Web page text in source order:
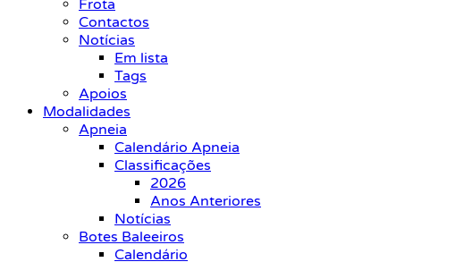
Frota
Contactos
Notícias
Em lista
Tags
Apoios
Modalidades
Apneia
Calendário Apneia
Classificações
2026
Anos Anteriores
Notícias
Botes Baleeiros
Calendário